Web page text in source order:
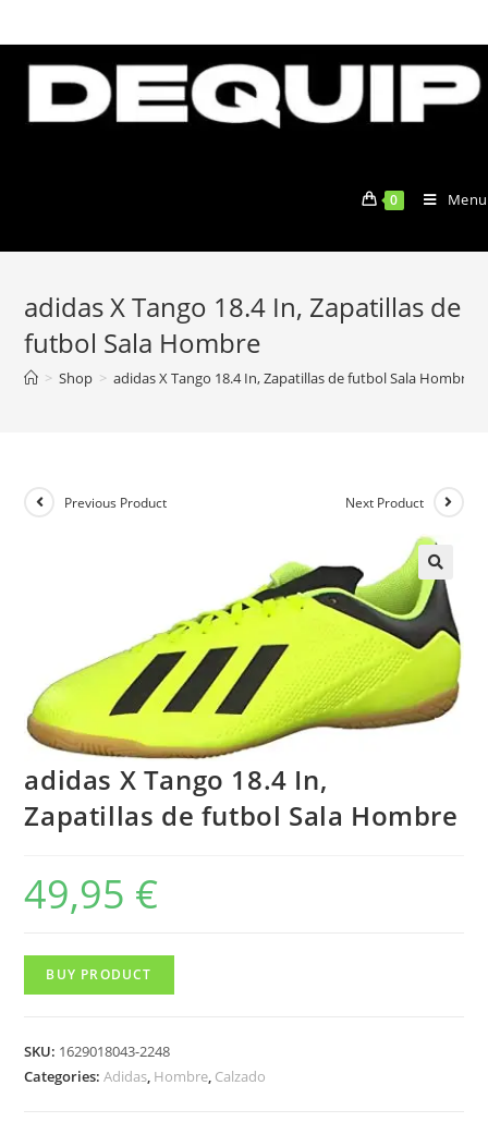
to
content
0 Menu
adidas X Tango 18.4 In, Zapatillas de
futbol Sala Hombre
> Shop > adidas X Tango 18.4 In, Zapatillas de futbol Sala Hombre
Previous Product Next Product
adidas X Tango 18.4 In,
Zapatillas de futbol Sala Hombre
49,95 €
BUY PRODUCT
SKU: 1629018043-2248
Categories:Adidas, Hombre, Calzado